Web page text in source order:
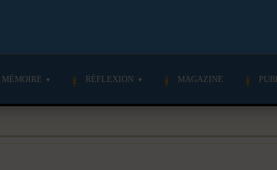
MÉMOIRE RÉFLEXION MAGAZINE